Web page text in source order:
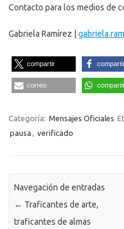
Contacto para los medios de
Gabriela Ramírez |
compartir
correo
Categoría: Mensajes Oficiales
pausa , verificado
Navegación de entradas
← Traficantes de arte,
traficantes de almas